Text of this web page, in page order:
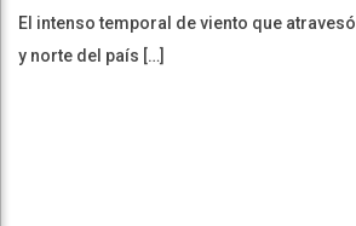
El intenso temporal de viento que
y norte del país […]